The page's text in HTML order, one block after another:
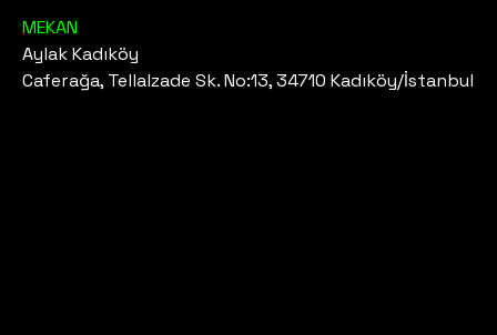
MEKAN
Aylak Kadıköy
Caferağa, Tellalzade Sk. No:13, 34710 Kadıköy/İstanbul